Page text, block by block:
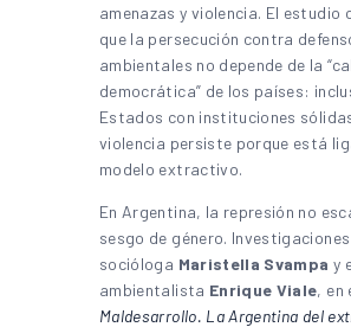
amenazas y violencia. El estudio
que la persecución contra
ambientales no depende de la
democrática” de los países:
Estados con instituciones
violencia persiste porque está
modelo extractivo.
En Argentina, la represión no
sesgo de género.
socióloga Maristella Svampa y
ambientalista Enrique Viale, en
Maldesarrollo. La Argentina del